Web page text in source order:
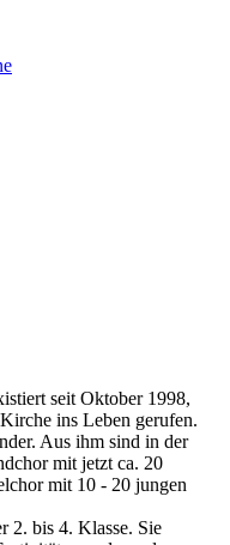
seit Oktober 1998,
ins Leben gerufen.
Aus ihm sind in der
mit jetzt ca. 20
mit 10 - 20 jungen
2. bis 4. Klasse. Sie